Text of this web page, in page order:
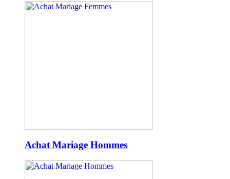
Achat Mariage Hommes